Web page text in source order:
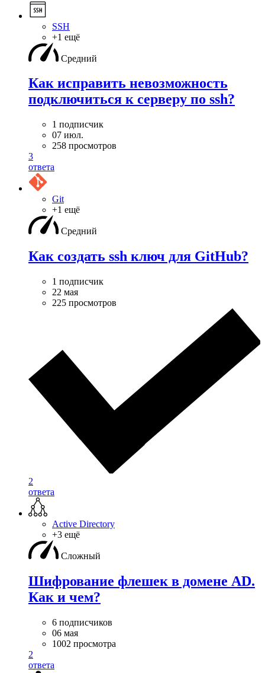
SSH
+1 ещё
Средний
Как исправить невозможность
подключиться к серверу по ssh?
1 подписчик
07 июл.
258 просмотров
3
ответа
Git
+1 ещё
Средний
Как создать ssh ключ для GitHub?
1 подписчик
22 мая
225 просмотров
2
ответа
Active Directory
+3 ещё
Сложный
Шифрование флешек в домене AD.
Как и чем?
6 подписчиков
06 мая
1002 просмотра
2
ответа